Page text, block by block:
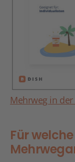
Mehrweg in
Für